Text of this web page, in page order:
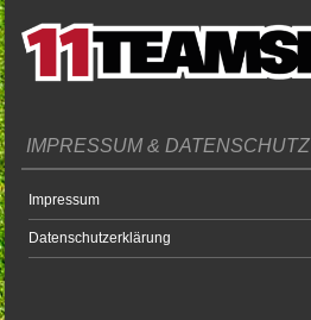
IMPRESSUM & DATENSCHUTZ
Impressum
Datenschutzerklärung